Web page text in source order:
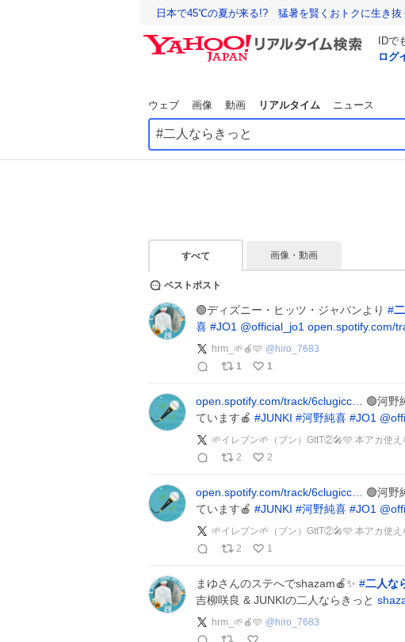
日本で45℃の夏が来る!? 猛暑を賢くおトクに生き抜
IDで
ログ
ウェブ 画像 動画 リアルタイム ニュース
すべて 画像・動画
ベストポスト
🟢ディズニー・ヒッツ・ジャパンより #
喜 #JO1 @official_jo1 open.spotify.com/
hrm_🌱🍎🩵 @ hiro_7683
1
1
open.spotify.com/track/6clugicc… 🟢河野
ています🍎 #JUNKI #河野純喜 #JO1
🌱イレブン🌱（ブン）GttT②🎤🩵 本アカ使
2
2
open.spotify.com/track/6clugicc… 🟢河野
ています🍎 #JUNKI #河野純喜 #JO1
🌱イレブン🌱（ブン）GttT②🎤🩵 本アカ使
2
1
まゆさんのステへでshazam🍎✨ #二人な
吉柳咲良 & JUNKIの二人ならきっと
hrm_🌱🍎🩵 @ hiro_7683